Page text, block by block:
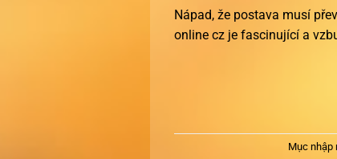
Nápad, že postava musí
online cz je fascinující a
Mục nhập